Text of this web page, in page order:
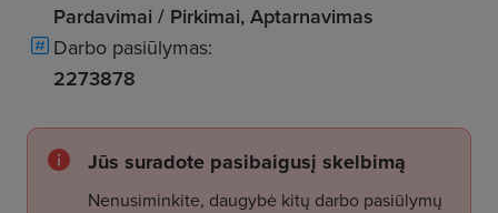
Pardavimai / Pirkimai, Aptarnavimas
Darbo pasiūlymas:
2273878
Jūs suradote pasibaigusį skelbimą
Nenusiminkite, daugybė kitų darbo pasiūlymų